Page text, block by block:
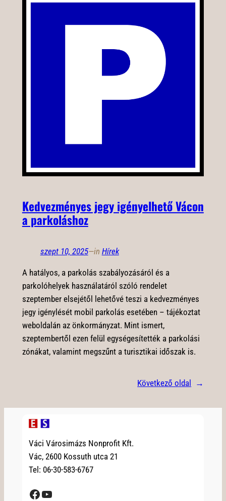
Kedvezményes jegy igényelhető Vácon
a parkoláshoz
szept 10, 2025—in Hírek
A hatályos, a parkolás szabályozásáról és a
parkolóhelyek használatáról szóló rendelet
szeptember elsejétől lehetővé teszi a kedvezményes
jegy igénylését mobil parkolás esetében – tájékoztat
weboldalán az önkormányzat. Mint ismert,
szeptembertől ezen felül egységesítették a parkolási
zónákat, valamint megszűnt a turisztikai időszak is.
Következő oldal →
Váci Városimázs Nonprofit Kft.
Vác, 2600 Kossuth utca 21
Tel: 06-30-583-6767
Facebook YouTube